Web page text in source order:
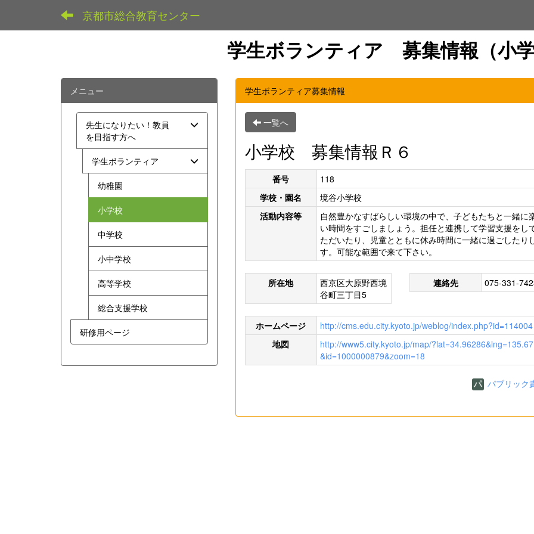
京都市総合教育センター
学生ボランティア 募集情報（小学
学生ボランティア募集情報
一覧へ
小学校 募集情報Ｒ６
番号
118
学校・園名
境谷小学校
活動内容等
自然豊かなすばらしい環境の中で、子どもたちと一緒に
い時間をすごしましょう。担任と連携して学習支援をし
ただいたり、児童とともに休み時間に一緒に過ごしたり
す。可能な範囲で来て下さい。
所在地
西京区大原野西境
谷町三丁目5
連絡先 075-331-
ホームページ
http://cms.edu.city.kyoto.jp/weblog/index.php?id=114004
地図
http://www5.city.kyoto.jp/map/
&id=1000000879&zoom=18
パブリック
メニュー
先生になりたい！教員
を目指す方へ
学生ボランティア
幼稚園
小学校
中学校
小中学校
高等学校
総合支援学校
研修用ページ